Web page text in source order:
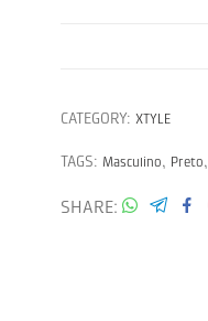
CATEGORY: XTYLE
TAGS: Masculino, Preto,
SHARE